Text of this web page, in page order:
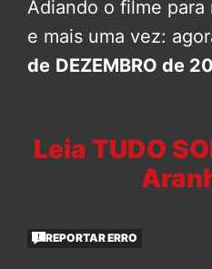
Adiando o filme para
e mais uma vez:
de DEZEMBRO de
Leia TUDO
REPORTAR ERRO